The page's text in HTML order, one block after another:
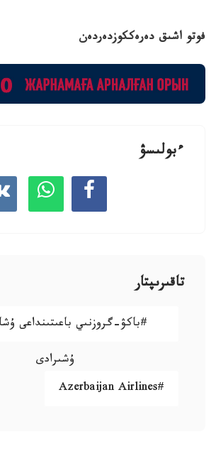
فوتو اشىق دەرەككوزدەردەن
ءبولىسۋ
تاقىرىپتار
#باكۋ-گروزنىي باعىتىنداعى
ۇشىرادى
#Azerbaijan Airlines